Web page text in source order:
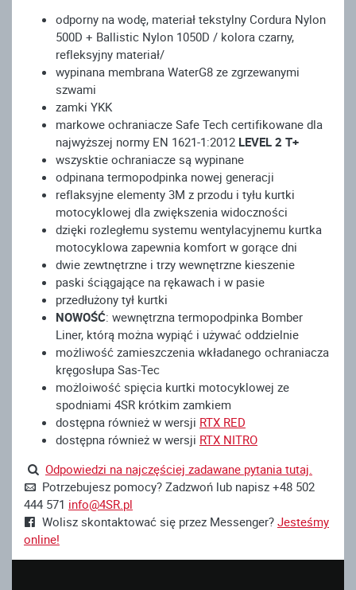
odporny na wodę, materiał tekstylny Cordura Nylon
500D + Ballistic Nylon 1050D / kolora czarny,
refleksyjny materiał/
wypinana membrana WaterG8 ze zgrzewanymi
szwami
zamki YKK
markowe ochraniacze Safe Tech certifikowane dla
najwyższej normy EN 1621-1:2012 LEVEL 2 T+
wszysktie ochraniacze są wypinane
odpinana termopodpinka nowej generacji
reflaksyjne elementy 3M z przodu i tyłu kurtki
motocyklowej dla zwiększenia widoczności
dzięki rozległemu systemu wentylacyjnemu kurtka
motocyklowa zapewnia komfort w gorące dni
dwie zewtnętrzne i trzy wewnętrzne kieszenie
paski ściągające na rękawach i w pasie
przedłużony tył kurtki
NOWOŚĆ: wewnętrzna termopodpinka Bomber
Liner, którą można wypiąć i używać oddzielnie
możliwość zamieszczenia wkładanego ochraniacza
kręgosłupa Sas-Tec
możloiwość spięcia kurtki motocyklowej ze
spodniami 4SR krótkim zamkiem
dostępna również w wersji RTX RED
dostępna również w wersji RTX NITRO
Odpowiedzi na najczęściej zadawane pytania tutaj.
Potrzebujesz pomocy? Zadzwoń lub napisz +48 502
444 571 info@4SR.pl
Wolisz skontaktować się przez Messenger? Jesteśmy
online!